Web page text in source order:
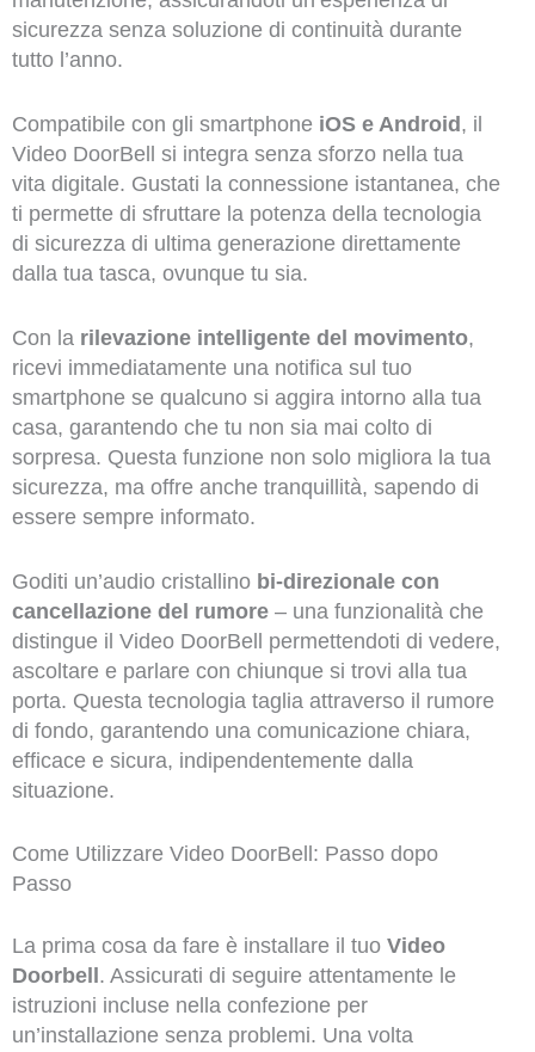
sicurezza senza soluzione di continuità durante
tutto l’anno.
Compatibile con gli smartphone iOS e Android , il
Video DoorBell si integra senza sforzo nella tua
vita digitale. Gustati la connessione istantanea, che
ti permette di sfruttare la potenza della tecnologia
di sicurezza di ultima generazione direttamente
dalla tua tasca, ovunque tu sia.
Con la rilevazione intelligente del movimento,
ricevi immediatamente una notifica sul tuo
smartphone se qualcuno si aggira intorno alla tua
casa, garantendo che tu non sia mai colto di
sorpresa. Questa funzione non solo migliora la tua
sicurezza, ma offre anche tranquillità, sapendo di
essere sempre informato.
Goditi un’audio cristallino bi-direzionale con
cancellazione del rumore– una funzionalità che
distingue il Video DoorBell permettendoti di vedere,
ascoltare e parlare con chiunque si trovi alla tua
porta. Questa tecnologia taglia attraverso il rumore
di fondo, garantendo una comunicazione chiara,
efficace e sicura, indipendentemente dalla
situazione.
Come Utilizzare Video DoorBell: Passo dopo
Passo
La prima cosa da fare è installare il tuo Video
Doorbell . Assicurati di seguire attentamente le
istruzioni incluse nella confezione per
un’installazione senza problemi. Una volta